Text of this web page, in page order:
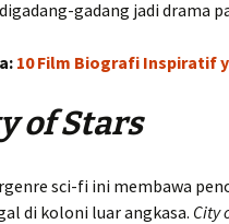
gadang jadi drama
10 Film Biografi Inspiratif
of Stars
sci-fi ini membawa
di koloni luar angkasa. City